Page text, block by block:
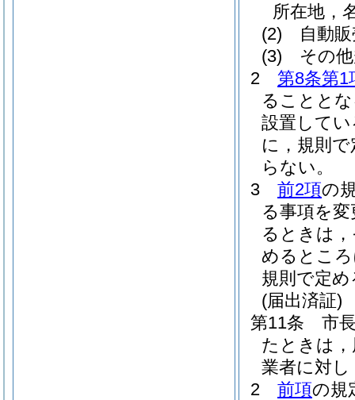
所在地，
(2)
自動
(3)
その
2
第8条第1
ることと
設置して
に，規則
らない。
3
前2項の
る事項を
るときは
めるとこ
規則で定
(届出済証)
第11条
市
たときは
業者に対
2
前項の規